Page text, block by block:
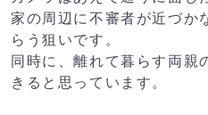
家の周辺に不審者が近づか
らう狙いです。
同時に、離れて暮らす両親
きると思っています。